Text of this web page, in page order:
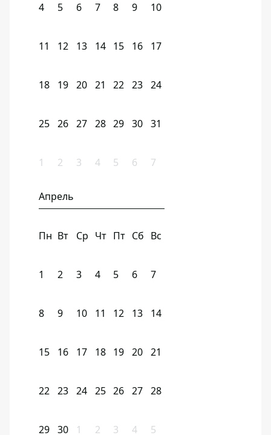
4 5 6 7 8 9 10
11 12 13 14 15 16 17
18 19 20 21 22 23 24
25 26 27 28 29 30 31
1 2 3 4 5 6 7
Апрель
Пн Вт Ср Чт Пт Сб Вс
1 2 3 4 5 6 7
8 9 10 11 12 13 14
15 16 17 18 19 20 21
22 23 24 25 26 27 28
29 30 1 2 3 4 5